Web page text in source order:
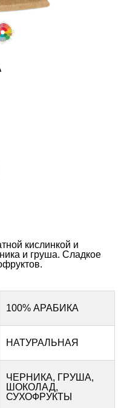
кислинкой и
и груша. Сладкое
100% АРАБИКА
НАТУРАЛЬНАЯ
ЧЕРНИКА, ГРУША,
ШОКОЛАД,
СУХОФРУКТЫ